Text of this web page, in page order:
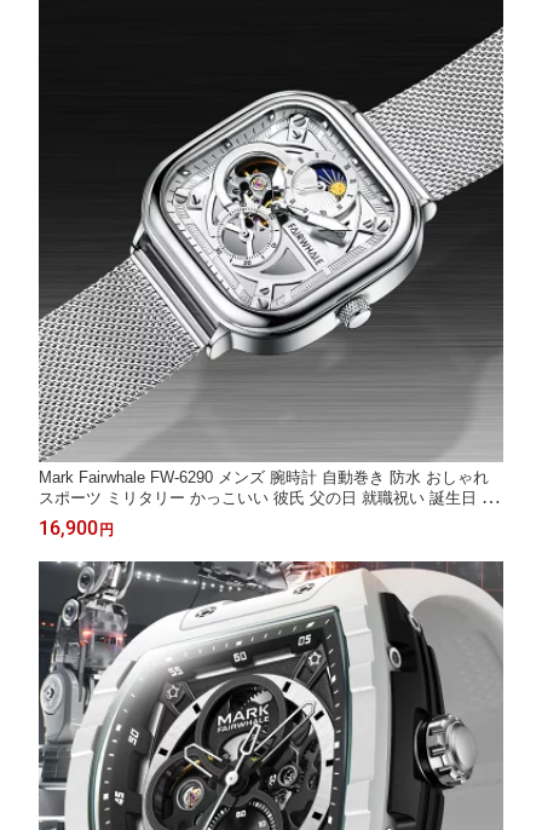
Mark Fairwhale FW-6290 メンズ 腕時計 自動巻き 防水 おしゃれ
スポーツ ミリタリー かっこいい 彼氏 父の日 就職祝い 誕生日 プ
レゼント ギフト 10代 20代 30代 40代 50代 SALE 正規品
16,900 円